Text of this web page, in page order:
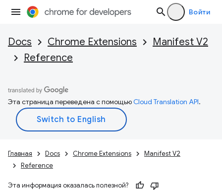
Войти
Docs Chrome Extensions
Manifest V2
Reference
Эта страница переведена с помощьюCloud Translation API.
Главная Docs Chrome Extensions
Manifest V2
Reference
Эта информация оказалась полезной?